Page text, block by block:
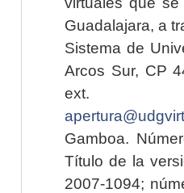
Guadalajara, a
Sistema de
Arcos Sur, CP
ext.
Gamboa.
Título de la
2007-1094;